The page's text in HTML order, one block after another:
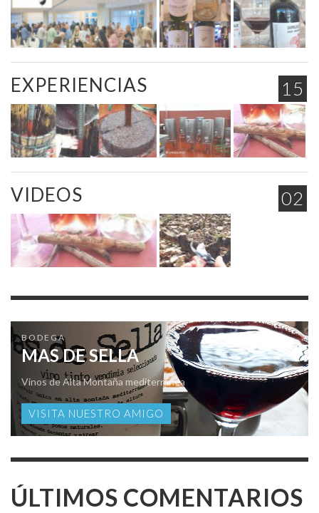
15
EXPERIENCIAS
02
VIDEOS
BODEGA
MAS DE SELLA
Vinos de Alta Montaña mediterránea
VISITA NUESTRO AMIGO
ÚLTIMOS COMENTARIOS